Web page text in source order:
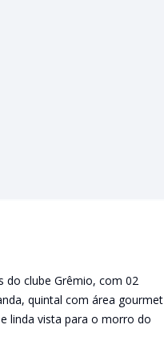
do clube Grêmio, com 02
quintal com área gourmet
linda vista para o morro do